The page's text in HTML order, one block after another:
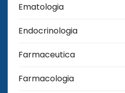
Ematologia
Endocrinologia
Farmaceutica
Farmacologia